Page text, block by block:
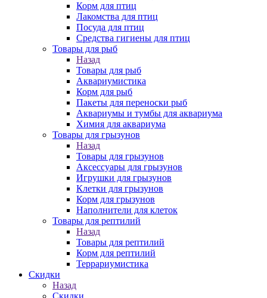
Корм для птиц
Лакомства для птиц
Посуда для птиц
Средства гигиены для птиц
Товары для рыб
Назад
Товары для рыб
Аквариумистика
Корм для рыб
Пакеты для переноски рыб
Аквариумы и тумбы для аквариума
Химия для аквариума
Товары для грызунов
Назад
Товары для грызунов
Аксессуары для грызунов
Игрушки для грызунов
Клетки для грызунов
Корм для грызунов
Наполнители для клеток
Товары для рептилий
Назад
Товары для рептилий
Корм для рептилий
Террариумистика
Скидки
Назад
Скидки